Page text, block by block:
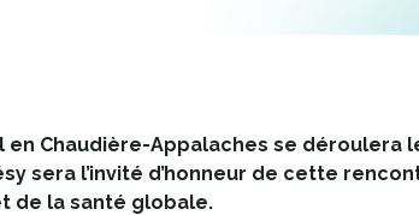
Chaudière-Appalaches se déroulera
sera l’invité d’honneur de cette
de la santé globale.